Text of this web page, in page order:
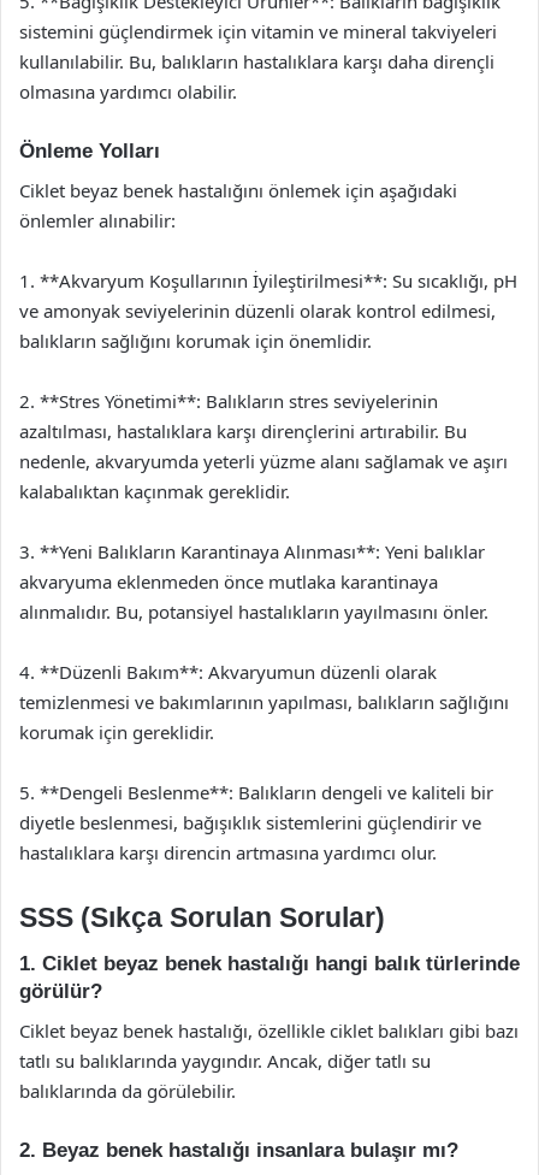
sistemini güçlendirmek için vitamin ve mineral takviyeleri
kullanılabilir. Bu, balıkların hastalıklara karşı daha dirençli
olmasına yardımcı olabilir.
Önleme Yolları
Ciklet beyaz benek hastalığını önlemek için aşağıdaki
önlemler alınabilir:
1. **Akvaryum Koşullarının İyileştirilmesi**: Su sıcaklığı, pH
ve amonyak seviyelerinin düzenli olarak kontrol edilmesi,
balıkların sağlığını korumak için önemlidir.
2. **Stres Yönetimi**: Balıkların stres seviyelerinin
azaltılması, hastalıklara karşı dirençlerini artırabilir. Bu
nedenle, akvaryumda yeterli yüzme alanı sağlamak ve aşırı
kalabalıktan kaçınmak gereklidir.
3. **Yeni Balıkların Karantinaya Alınması**: Yeni balıklar
akvaryuma eklenmeden önce mutlaka karantinaya
alınmalıdır. Bu, potansiyel hastalıkların yayılmasını önler.
4. **Düzenli Bakım**: Akvaryumun düzenli olarak
temizlenmesi ve bakımlarının yapılması, balıkların sağlığını
korumak için gereklidir.
5. **Dengeli Beslenme**: Balıkların dengeli ve kaliteli bir
diyetle beslenmesi, bağışıklık sistemlerini güçlendirir ve
hastalıklara karşı direncin artmasına yardımcı olur.
SSS (Sıkça Sorulan Sorular)
1. Ciklet beyaz benek hastalığı hangi balık türlerinde
görülür?
Ciklet beyaz benek hastalığı, özellikle ciklet balıkları gibi bazı
tatlı su balıklarında yaygındır. Ancak, diğer tatlı su
balıklarında da görülebilir.
2. Beyaz benek hastalığı insanlara bulaşır mı?